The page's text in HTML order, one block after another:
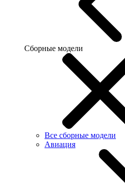
Сборные модели
Все сборные модели
Авиация